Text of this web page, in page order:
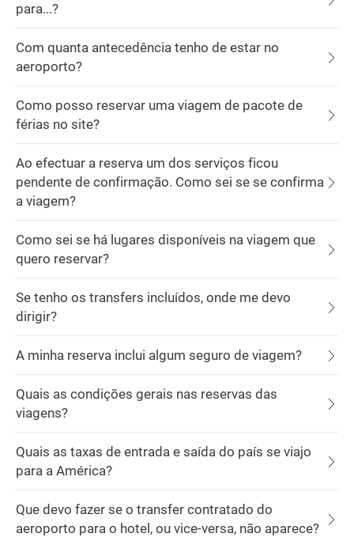
para...?
Com quanta antecedência tenho de estar no
aeroporto?
Como posso reservar uma viagem de pacote de
férias no site?
Ao efectuar a reserva um dos serviços ficou
pendente de confirmação. Como sei se se confirma
a viagem?
Como sei se há lugares disponíveis na viagem que
quero reservar?
Se tenho os transfers incluídos, onde me devo
dirigir?
A minha reserva inclui algum seguro de viagem?
Quais as condições gerais nas reservas das
viagens?
Quais as taxas de entrada e saída do país se viajo
para a América?
Que devo fazer se o transfer contratado do
aeroporto para o hotel, ou vice-versa, não aparece?